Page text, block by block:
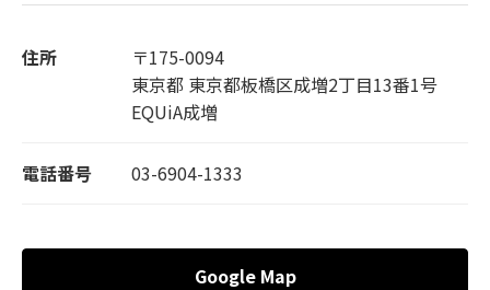
住所
〒175-0094
東京都 東京都板橋区成増2丁目13番1号
EQUiA成増
電話番号 03-6904-1333
Google Map